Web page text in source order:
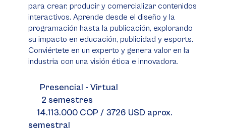
para crear, producir y comercializar contenidos
interactivos. Aprende desde el diseño y la
programación hasta la publicación, explorando
su impacto en educación, publicidad y esports.
Conviértete en un experto y genera valor en la
industria con una visión ética e innovadora.
2 semestres
Presencial - Virtual
14.113.000 COP / 3726 USD aprox.
semestral